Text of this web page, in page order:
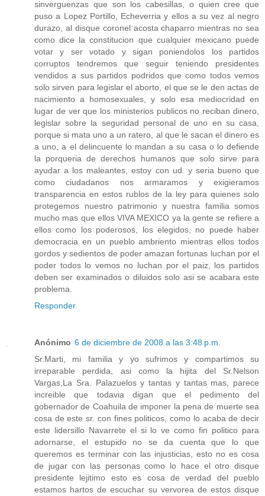
sinverguenzas que son los cabesillas, o quien cree que
puso a Lopez Portillo, Echeverria y ellos a su vez al negro
durazo, al disque coronel acosta chaparro mientras no sea
como dice la constitucion que cualquier mexicano puede
votar y ser votado y sigan poniendolos los partidos
corruptos tendremos que seguir teniendo presidentes
vendidos a sus partidos podridos que como todos vemos
solo sirven para legislar el aborto, el que se le den actas de
nacimiento a homosexuales, y solo esa mediocridad en
lugar de ver que los ministerios publicos no reciban dinero,
legislar sobre la seguridad personal de uno en su casa,
porque si mata uno a un ratero, al que le sacan el dinero es
a uno, a el delincuente lo mandan a su casa o lo defiende
la porqueria de derechos humanos que solo sirve para
ayudar a los maleantes, estoy con ud. y seria bueno que
como ciudadanos nos armaramos y exigieramos
transparencia en estos rublos de la ley para quienes solo
protegemos nuestro patrimonio y nuestra familia somos
mucho mas que ellos VIVA MEXICO ya la gente se refiere a
ellos como los poderosos, los elegidos, no puede haber
democracia en un pueblo ambriento mientras ellos todos
gordos y sedientos de poder amazan fortunas luchan por el
poder todos lo vemos no luchan por el paiz, los partidos
deben ser examinados o diluidos solo asi se acabara este
problema.
Responder
Anónimo 6 de diciembre de 2008 a las 3:48 p.m.
Sr.Marti, mi familia y yo sufrimos y compartimos su
irreparable perdida, asi como la hijita del Sr.Nelson
Vargas,La Sra. Palazuelos y tantas y tantas mas, parece
increible que todavia digan que el pedimento del
gobernador de Coahuila de imponer la pena de muerte sea
cosa de este sr. con fines politicos, como lo acaba de decir
este lidersillo Navarrete el si lo ve como fin politico para
adornarse, el estupido no se da cuenta que lo que
queremos es terminar con las injusticias, esto no es cosa
de jugar con las personas como lo hace el otro disque
presidente lejitimo esto es cosa de verdad del pueblo
estamos hartos de escuchar su vervorea de estos disque